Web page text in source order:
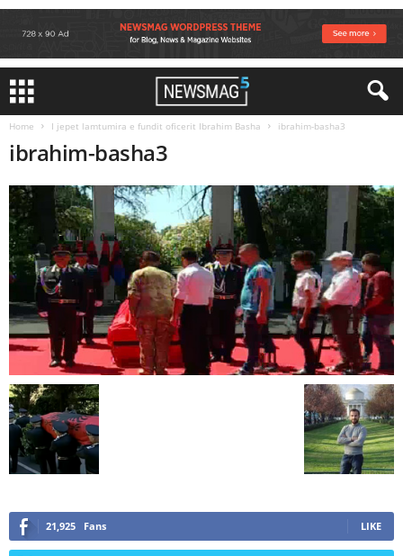
Home I jepet lamtumira e fundit oficerit Ibrahim Basha ibrahim-basha3
ibrahim-basha3
21,925 Fans LIKE